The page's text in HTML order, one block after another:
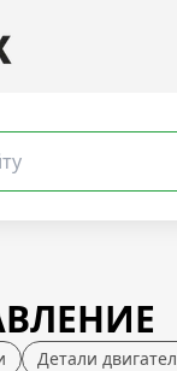
Детали